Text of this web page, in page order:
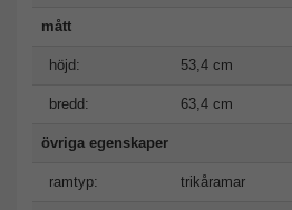
mått
höjd: 53,4 cm
bredd: 63,4 cm
övriga egenskaper
ramtyp: trikåramar